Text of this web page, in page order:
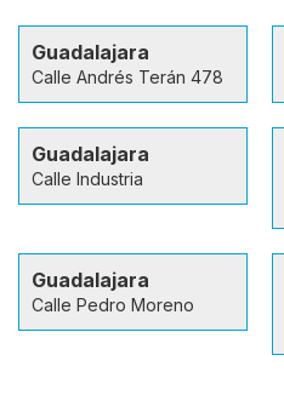
Guadalajara
Calle Andrés Terán 478
Guadalajara
Calle Industria
Guadalajara
Calle Pedro Moreno